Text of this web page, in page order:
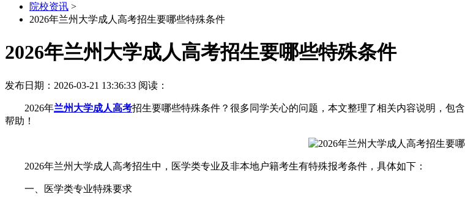
院校资讯 >
2026年兰州大学成人高考招生要哪些特殊条件
2026年兰州大学成人高考招生要哪些特殊条件
发布日期：2026-03-21 13:36:33 阅读：
2026年兰州大学成人高考招生要哪些特殊条件？很多同学关心的问题，本文整理了相关内容说明，包含
帮助！
2026年兰州大学成人高考招生中，医学类专业及非本地户籍考生有特殊报考条件，具体如下：
一、医学类专业特殊要求